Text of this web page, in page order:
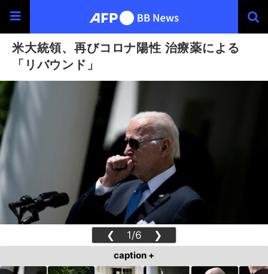
米大統領、再びコロナ陽性 治療薬による
「リバウンド」
❮ 1/6 ❯
caption +